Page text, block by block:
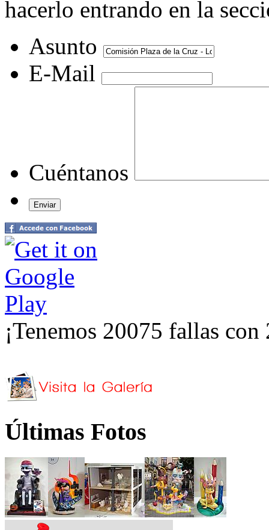
hacerlo entrando en la
Asunto
E-Mail
Cuéntanos
¡Tenemos 20075 fallas
Últimas Fotos